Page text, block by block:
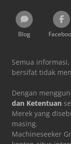
Blog
Semua
bersifat tidak
Dengan
dan Ketentuan
Merek yang
masing.
Machineseeker